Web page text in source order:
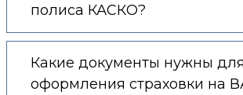
полиса КАСКО?
Какие документы нужны для
оформления страховки на